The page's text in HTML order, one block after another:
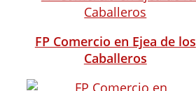
FP Comercio en Ejea de los
Caballeros